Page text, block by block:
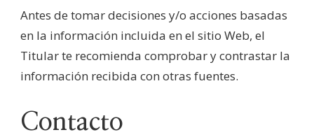
Antes de tomar decisiones y/o acciones basadas
en la información incluida en el sitio Web, el
Titular te recomienda comprobar y contrastar la
información recibida con otras fuentes.
Contacto